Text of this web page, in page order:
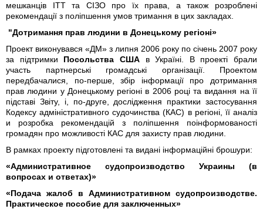
мешканців ІТТ та СІЗО про їх права, а також розроблені
рекомендації з поліпшення умов тримання в цих закладах.
"Дотримання прав людини в Донецькому регіоні»
Проект виконувався «ДМ» з липня 2006 року по січень 2007 року
за підтримки Посольства СШАв Україні. В проекті брали
участь партнерські громадські організації. Проектом
передбачалися, по-перше, збір інформації про дотримання
прав людини у Донецькому регіоні в 2006 році та видання на її
підставі Звіту, і, по-друге, дослідження практики застосування
Кодексу адміністративного судочинства (КАС) в регіоні, її аналіз
и розробка рекомендацій з поліпшення поінформованості
громадян про можливості КАС для захисту прав людини.
В рамках проекту підготовлені та видані інформаційні брошури:
«Административное судопроизводство Украины (в
вопросах и ответах)»
«Подача жалоб в Административном судопроизводстве.
Практическое пособие для заключенных»